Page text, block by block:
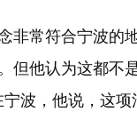
常符合宁波的
但他认为这都
波，他说，这项